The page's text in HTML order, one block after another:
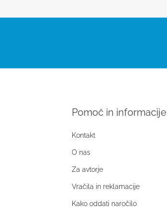
Pomoč in informacije
Kontakt
O nas
Za avtorje
Vračila in reklamacije
Kako oddati naročilo